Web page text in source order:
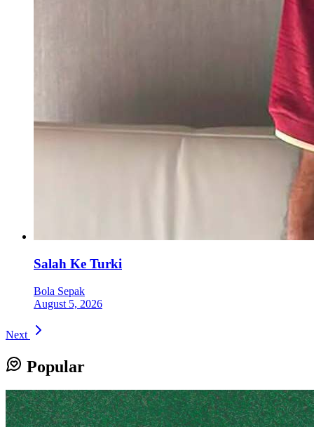
Salah Ke Turki
Bola Sepak
August 5, 2026
Next
Popular